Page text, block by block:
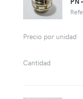
Precio por unidad
Cantidad